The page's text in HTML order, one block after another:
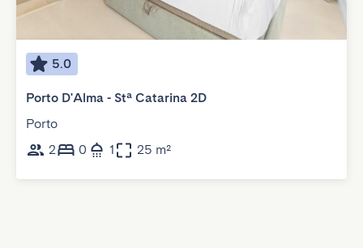
5.0
Porto D'Alma - Stª Catarina 2D
Porto
2
0 1 25 m²